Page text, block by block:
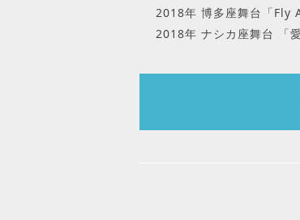
2018年 博多座舞台「Fly
2018年 ナシカ座舞台 「